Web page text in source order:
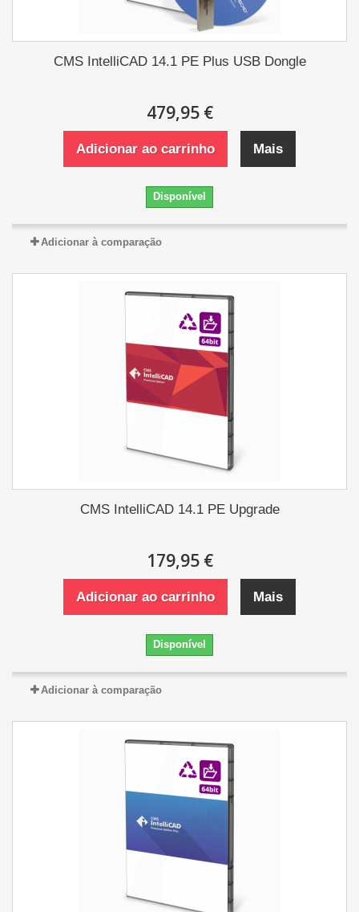
CMS IntelliCAD 14.1 PE Plus USB Dongle
479,95 €
Adicionar ao carrinho Mais
Disponível
Adicionar à comparação
CMS IntelliCAD 14.1 PE Upgrade
179,95 €
Adicionar ao carrinho Mais
Disponível
Adicionar à comparação